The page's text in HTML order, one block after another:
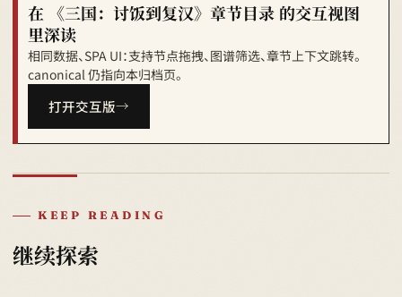
在 《三国：讨饭到复汉》章节目录 的交互视图
里深读
相同数据、SPA UI：支持节点拖拽、图谱筛选、章节上下文跳转。
canonical 仍指向本归档页。
打开交互版
KEEP READING
继续探索